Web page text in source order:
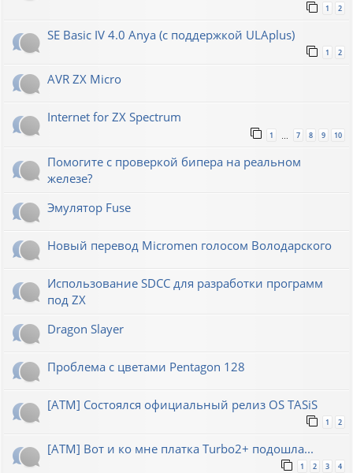
1 2
SE Basic IV 4.0 Anya (с поддержкой ULAplus)
1 2
AVR ZX Micro
Internet for ZX Spectrum
1 7 8 9 10
Помогите с проверкой бипера на реальном
железе?
Эмулятор Fuse
Новый перевод Micromen голосом Володарского
Использование SDCC для разработки программ
под ZX
Dragon Slayer
Проблема с цветами Pentagon 128
[ATM] Состоялся официальный релиз OS TASiS
1 2
[ATM] Вот и ко мне платка Turbo2+ подошла...
1 2 3 4